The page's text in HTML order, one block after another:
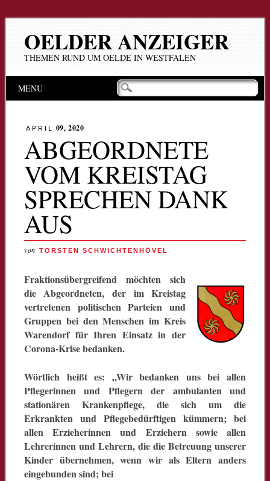
OELDER ANZEIGER
THEMEN RUND UM OELDE IN WESTFALEN
Hauptmenü
Inhalt
MENU
APRIL 09, 2020
ABGEORDNETE
VOM KREISTAG
SPRECHEN DANK
AUS
von TORSTEN SCHWICHTENHÖVEL
Fraktionsübergreifend möchten sich
die Abgeordneten, der im Kreistag
vertretenen politischen Parteien und
Gruppen bei den Menschen im Kreis
Warendorf für Ihren Einsatz in der
Corona-Krise bedanken.
Wörtlich heißt es: „Wir bedanken uns bei allen
Pflegerinnen und Pflegern der ambulanten und
stationären Krankenpflege, die sich um die
Erkrankten und Pflegebedürftigen kümmern; bei
allen Erzieherinnen und Erziehern sowie allen
Lehrerinnen und Lehrern, die die Betreuung unserer
Kinder übernehmen, wenn wir als Eltern anders
eingebunden sind; bei